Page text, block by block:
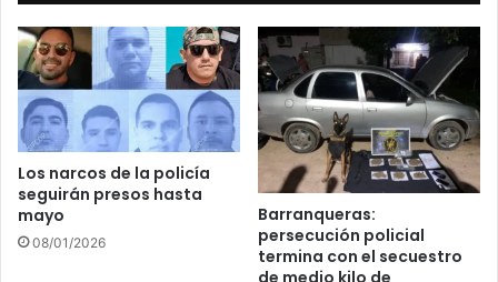
Los narcos de la policía
seguirán presos hasta
mayo
08/01/2026
Barranqueras:
persecución policial
termina con el secuestro